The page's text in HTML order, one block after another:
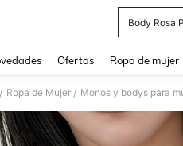
Body Rosa
Ofertas Ropa de mujer
/ Ropa de Mujer / Monos y bodys para